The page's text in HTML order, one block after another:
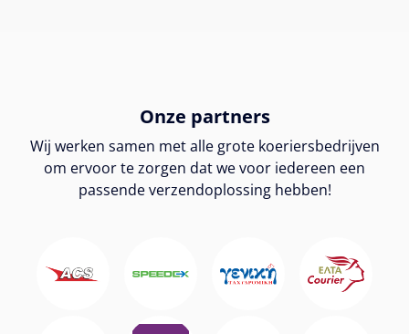
Onze partners
Wij werken samen met alle grote koeriersbedrijven
om ervoor te zorgen dat we voor iedereen een
passende verzendoplossing hebben!